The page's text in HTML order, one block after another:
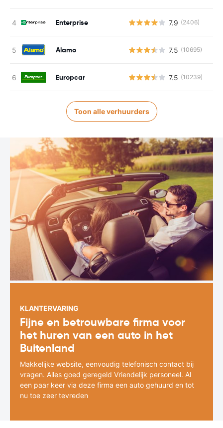
Enterprise 7.9 (2406)
Alamo 7.5 (10695)
Europcar 7.5 (10239)
Toon alle verhuurders
KLANTERVARING
Fijne en betrouwbare firma voor
het huren van een auto in het
Buitenland
Makkelijke website, eenvoudig telefonisch contact bij
vragen. Alles goed geregeld Vriendelijk personeel. Al
een paar keer via deze firma een auto gehuurd en tot
nu toe zeer tevreden